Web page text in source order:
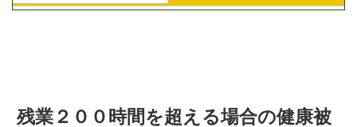
残業２００時間を超える場合の健康被